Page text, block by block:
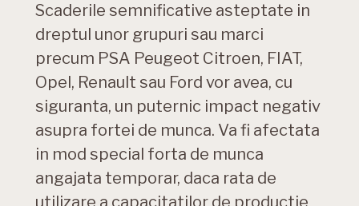
Scaderile semnificative asteptate in
dreptul unor grupuri sau marci
precum PSA Peugeot Citroen, FIAT,
Opel, Renault sau Ford vor avea, cu
siguranta, un puternic impact negativ
asupra fortei de munca. Va fi afectata
in mod special forta de munca
angajata temporar, daca rata de
utilizare a capacitatilor de productie